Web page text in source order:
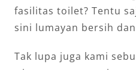
fasilitas toilet? Tentu
sini lumayan bersih
Tak lupa juga kami